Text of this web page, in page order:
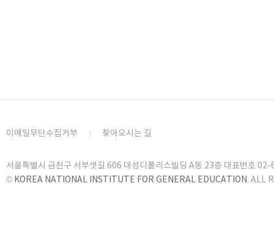
이메일무단수집거부 찾아오시는 길
서울특별시 금천구 서부샛길 606 대성디폴리스빌딩 A동 23층 대표번호
© KOREA NATIONAL INSTITUTE FOR GENERAL EDUCATION. ALL